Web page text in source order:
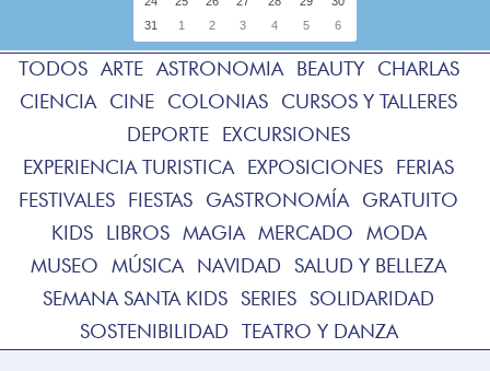
31
1 2 3 4 5 6
TODOS ARTE ASTRONOMIA BEAUTY
CHARLAS
CIENCIA
CINE COLONIAS
CURSOS Y TALLERES
DEPORTE
EXCURSIONES
EXPERIENCIA TURISTICA
EXPOSICIONES
FERIAS
FESTIVALES
FIESTAS GASTRONOMÍA
GRATUITO
KIDS
LIBROS MAGIA MERCADO
MODA
MUSEO
MÚSICA NAVIDAD
SALUD Y BELLEZA
SEMANA SANTA KIDS
SERIES
SOLIDARIDAD
SOSTENIBILIDAD
TEATRO Y DANZA